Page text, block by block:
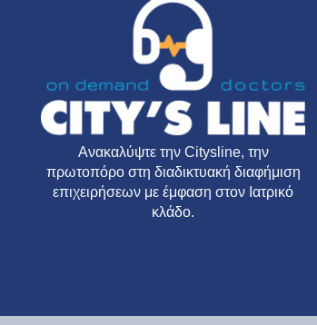
Ανακαλύψτε την Citysline, την
πρωτοπόρο στη διαδικτυακή διαφήμιση
επιχειρήσεων με έμφαση στον Ιατρικό
κλάδο.